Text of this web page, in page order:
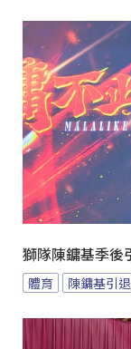
獅隊陳鏞基季後
體育 陳鏞基引退